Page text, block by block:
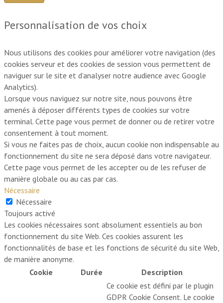
Personnalisation de vos choix
Nous utilisons des cookies pour améliorer votre navigation (des
cookies serveur et des cookies de session vous permettent de
naviguer sur le site et d’analyser notre audience avec Google
Analytics).
Lorsque vous naviguez sur notre site, nous pouvons être
amenés à déposer différents types de cookies sur votre
terminal. Cette page vous permet de donner ou de retirer votre
consentement à tout moment.
Si vous ne faites pas de choix, aucun cookie non indispensable au
fonctionnement du site ne sera déposé dans votre navigateur.
Cette page vous permet de les accepter ou de les refuser de
manière globale ou au cas par cas.
Nécessaire
Nécessaire
Toujours activé
Les cookies nécessaires sont absolument essentiels au bon
fonctionnement du site Web. Ces cookies assurent les
fonctionnalités de base et les fonctions de sécurité du site Web,
de manière anonyme.
Cookie
Durée Description
Ce cookie est défini par le plugin
GDPR Cookie Consent. Le cookie